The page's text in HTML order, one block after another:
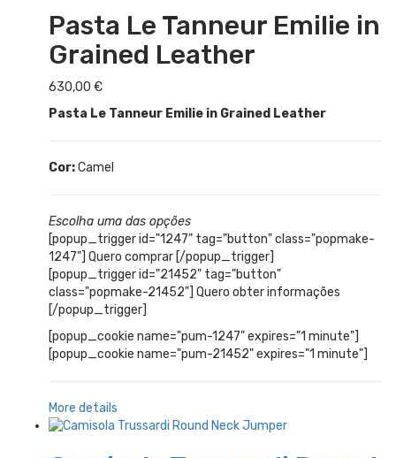
Pasta Le Tanneur Emilie in
Grained Leather
630,00 €
Pasta Le Tanneur Emilie in Grained Leather
Cor:Camel
Escolha uma das opções
[popup_trigger id="1247" tag="button" class="popmake-
1247"] Quero comprar [/popup_trigger]
[popup_trigger id="21452" tag="button"
class="popmake-21452"] Quero obter informações
[/popup_trigger]
[popup_cookie name="pum-1247" expires="1 minute"]
[popup_cookie name="pum-21452" expires="1 minute"]
More details